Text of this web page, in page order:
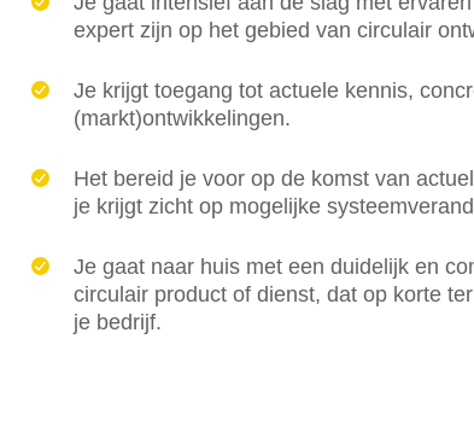
expert zijn op het gebied van circulair
Je krijgt toegang tot actuele kennis,
(markt)ontwikkelingen.
Het bereid je voor op de komst van
je krijgt zicht op mogelijke
Je gaat naar huis met een duidelijk en
circulair product of dienst, dat op korte
je bedrijf.